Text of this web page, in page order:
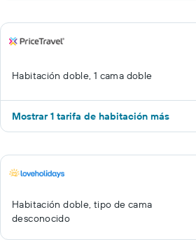
Habitación doble, 1 cama doble
Mostrar 1 tarifa de habitación más
Habitación doble, tipo de cama
desconocido